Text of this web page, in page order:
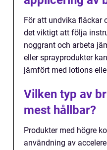
För att undvika fläckar
det viktigt att följa
noggrant och arbeta
eller sprayprodukter
jämfört med lotions
Vilken typ av
mest hållbar?
Produkter med högre
användning av